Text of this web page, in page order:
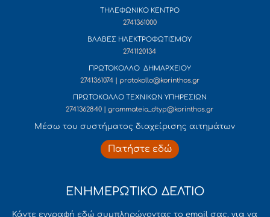
ΤΗΛΕΦΩΝΙΚΟ ΚΕΝΤΡΟ
2741361000
ΒΛΑΒΕΣ ΗΛΕΚΤΡΟΦΩΤΙΣΜΟΥ
2741120134
ΠΡΩΤΟΚΟΛΛΟ ΔΗΜΑΡΧΕΙΟΥ
2741361074 | protokollo@korinthos.gr
ΠΡΩΤΟΚΟΛΛΟ ΤΕΧΝΙΚΩΝ ΥΠΗΡΕΣΙΩΝ
2741362840 | grammateia_dtyp@korinthos.gr
Mέσω του συστήματος διαχείρισης αιτημάτων
Πατήστε εδώ
ΕΝΗΜΕΡΩΤΙΚΟ ΔΕΛΤΙΟ
Κάντε εγγραφή εδώ συμπληρώνοντας το email σας, για να